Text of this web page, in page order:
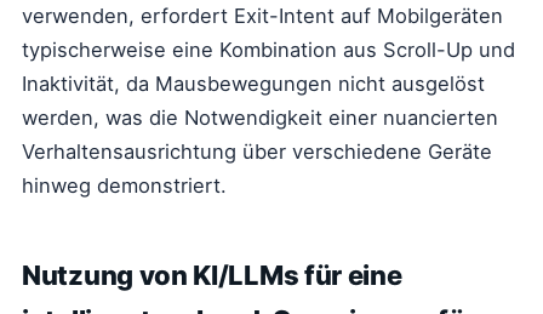
verwenden, erfordert Exit-Intent auf Mobilgeräten
typischerweise eine Kombination aus Scroll-Up und
Inaktivität, da Mausbewegungen nicht ausgelöst
werden, was die Notwendigkeit einer nuancierten
Verhaltensausrichtung über verschiedene Geräte
hinweg demonstriert.
Nutzung von KI/LLMs für eine